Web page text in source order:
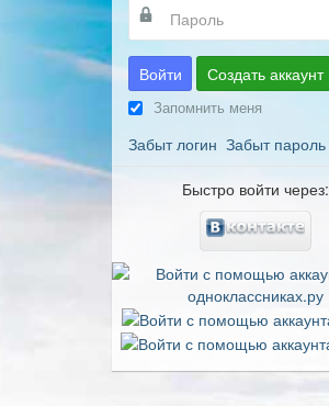
Войти Создать аккаунт
Запомнить меня
Забыт логин Забыт пароль
Быстро войти через: